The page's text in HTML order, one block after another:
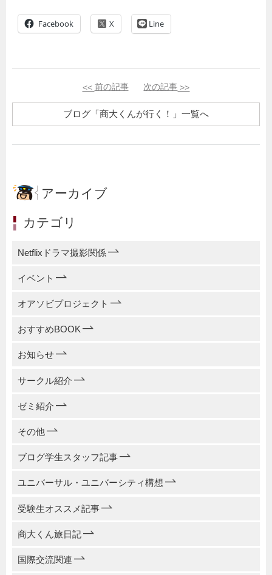
Facebook Line
<< 前の記事 次の記事 >>
ブログ「商大くんが行く！」一覧へ
アーカイブ
カテゴリ
Netflixドラマ撮影関係
イベント
オアソビプロジェクト
おすすめBOOK
お知らせ
サークル紹介
ゼミ紹介
その他
ブログ学生スタッフ記事
ユニバーサル・ユニバーシティ構想
受験生オススメ記事
商大くん旅日記
国際交流関連